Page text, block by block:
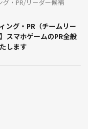
グ・PR/リーダー候補
ング・PR（チームリー
スマホゲームのPR全般
します